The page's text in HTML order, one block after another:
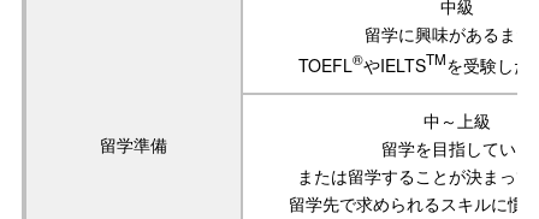
留学準備
中級
留学に興味があるまた
TOEFL®やIELTSTMを受験した
中～上級
留学を目指している
または留学することが決まって
留学先で求められるスキルに慣